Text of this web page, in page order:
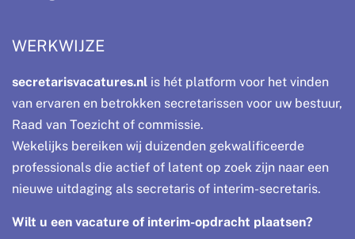
WERKWIJZE
secretarisvacatures.nl is hét platform voor het vinden
van ervaren en betrokken secretarissen voor uw bestuur,
Raad van Toezicht of commissie.
Wekelijks bereiken wij duizenden gekwalificeerde
professionals die actief of latent op zoek zijn naar een
nieuwe uitdaging als secretaris of interim-secretaris.
Wilt u een vacature of interim-opdracht plaatsen?